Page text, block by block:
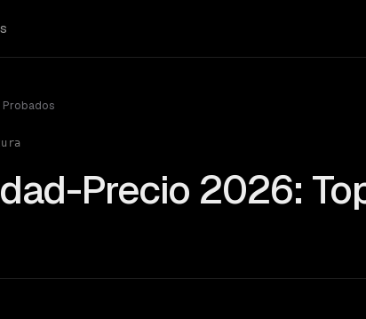
Probados
Precio 2026: